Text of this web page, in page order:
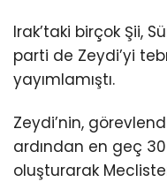
Irak’taki birçok Şii,
parti de Zeydi’yi
yayımlamıştı.
Zeydi’nin,
ardından en geç
oluşturarak